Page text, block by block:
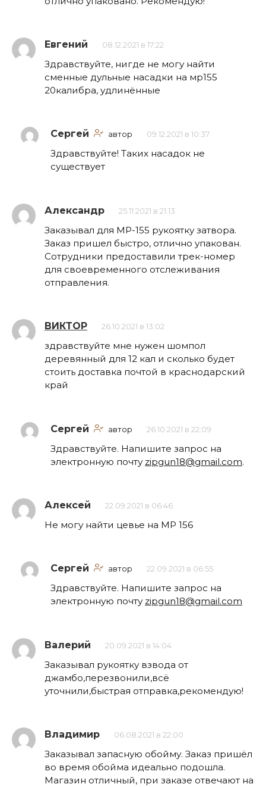
Евгений 08.12.2021 в 17:22
Здравствуйте, нигде не могу найти
сменные дульные насадки на мр155
20калибра, удлинённые
Сергей автор 09.12.2021 в 10:37
Здравствуйте! Таких насадок не
существует
Александр 25.11.2021 в 21:13
Заказывал для МР-155 рукоятку затвора.
Заказ пришел быстро, отлично упакован.
Сотрудники предоставили трек-номер
для своевременного отслеживания
отправления.
ВИКТОР 26.10.2021 в 13:02
здравствуйте мне нужен шомпол
деревянный для 12 кал и сколько будет
стоить доставка почтой в краснодарский
край
Сергей автор 26.10.2021 в 22:09
Здравствуйте. Напишите запрос на
электронную почту zipgun18@gmail.com.
Алексей 22.09.2021 в 06:46
Не могу найти цевье на МР 156
Сергей автор 22.09.2021 в 06:55
Здравствуйте. Напишите запрос на
электронную почту zipgun18@gmail.com
Валерий 20.09.2021 в 14:04
Заказывал рукоятку взвода от
джамбо,перезвонили,всё
уточнили,быстрая отправка,рекомендую!
Владимир 06.08.2021 в 22:00
Заказывал запасную обойму. Заказ пришёл
во время обойма идеально подошла.
Магазин отличный, при заказе отвечают на